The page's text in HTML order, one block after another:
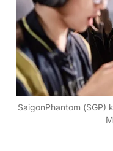
Hotline
0906 645 777
Đặt báo Quảng cáo
Tổng biên tập: Nguyễn
Phó tổng biên tập
Phó tổng biên tập: Lâm
Phó tổng biên tập: Trần
Tổng thư ký tòa soạn:
Giấy phép xuất bản số
SaigonPhantom